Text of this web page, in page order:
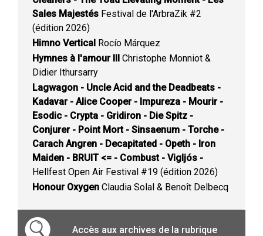
Sales Majestés Festival de l'ArbraZik #2
(édition 2026)
Himno Vertical Rocío Márquez
Hymnes à l'amour III Christophe Monniot &
Didier Ithursarry
Lagwagon - Uncle Acid and the Deadbeats -
Kadavar - Alice Cooper - Impureza - Mourir -
Esodic - Crypta - Gridiron - Die Spitz -
Conjurer - Point Mort - Sinsaenum - Torche -
Carach Angren - Decapitated - Opeth - Iron
Maiden - BRUIT <= - Combust - Vigljós -
Hellfest Open Air Festival #19 (édition 2026)
Honour Oxygen Claudia Solal & Benoît Delbecq
Accès aux archives de la rubrique